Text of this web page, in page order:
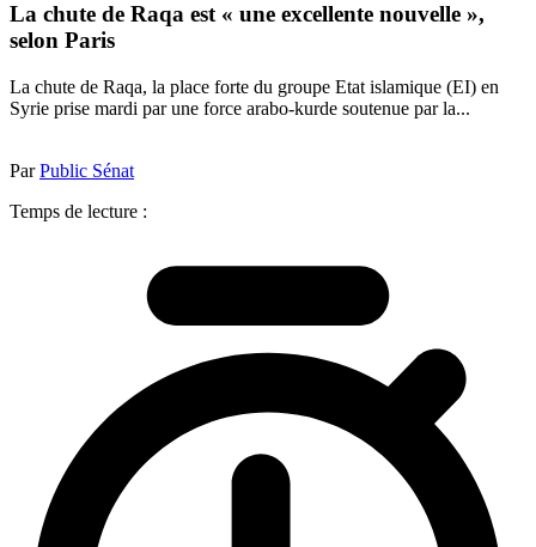
La chute de Raqa est « une excellente nouvelle »,
selon Paris
La chute de Raqa, la place forte du groupe Etat islamique (EI) en
Syrie prise mardi par une force arabo-kurde soutenue par la...
ParPublic Sénat
Temps de lecture :